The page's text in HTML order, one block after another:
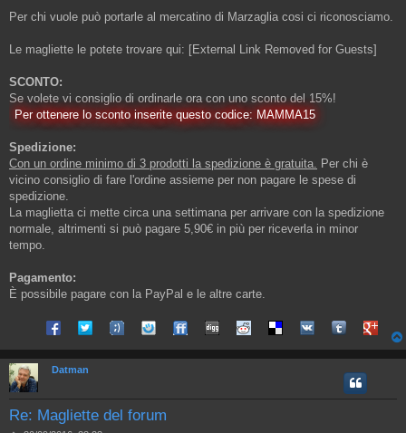
o
Per chi vuole può portarle al mercatino di Marzaglia cosi ci riconosciamo.
Le magliette le potete trovare qui: [External Link Removed for Guests]
SCONTO:
Se volete vi consiglio di ordinarle ora con uno sconto del 15%!
Per ottenere lo sconto inserite questo codice: MAMMA15
Spedizione:
Con un ordine minimo di 3 prodotti la spedizione è gratuita.
Per chi è
vicino consiglio di fare l'ordine assieme per non pagare le spese di
spedizione.
La maglietta ci mette circa una settimana per arrivare con la spedizione
normale, altrimenti si può pagare 5,90€ in più per riceverla in minor
tempo.
Pagamento:
È possibile pagare con la PayPal e le altre carte.
Share on Facebook
Share on Twitter
Share on Tuenti
Share on Sonico
Share on FriendFeed
Share on Digg
Share on Reddit
Share on Delicious
Share on VK
Share onShare
Datman
Re: Magliette del forum